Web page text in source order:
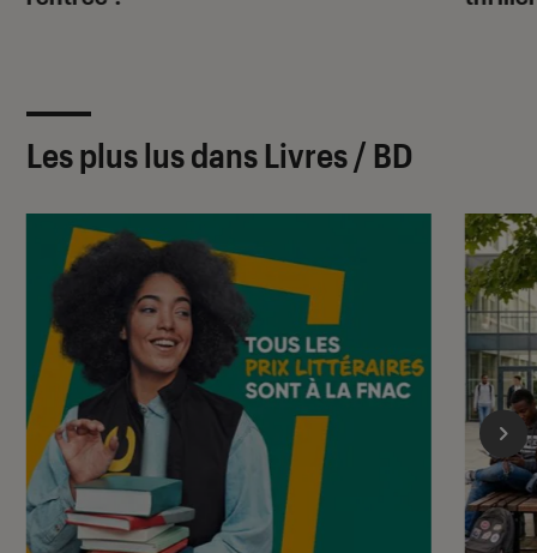
Les plus lus dans Livres / BD